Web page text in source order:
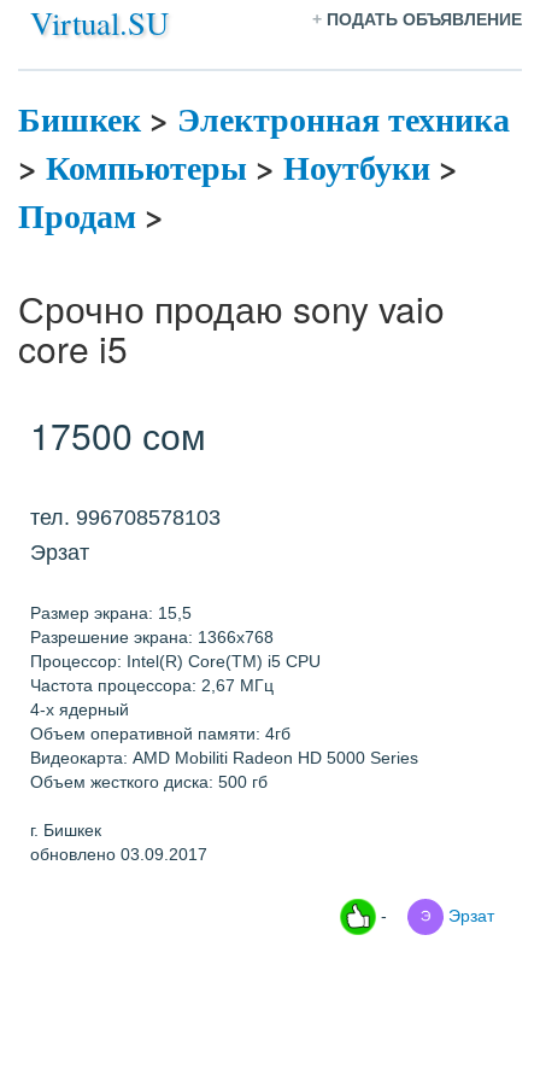
Virtual.SU + ПОДАТЬ ОБЪЯВЛЕНИЕ
Бишкек> Электронная техника
> Компьютеры> Ноутбуки>
Продам>
Срочно продаю sony vaio
core i5
17500 сом
тел. 996708578103
Эрзат
Размер экрана: 15,5
Разрешение экрана: 1366х768
Процессор: Intel(R) Core(TM) i5 CPU
Частота процессора: 2,67 МГц
4-х ядерный
Объем оперативной памяти: 4гб
Видеокарта: AMD Mobiliti Radeon HD 5000 Series
Объем жесткого диска: 500 гб
г. Бишкек
обновлено 03.09.2017
- Эрзат